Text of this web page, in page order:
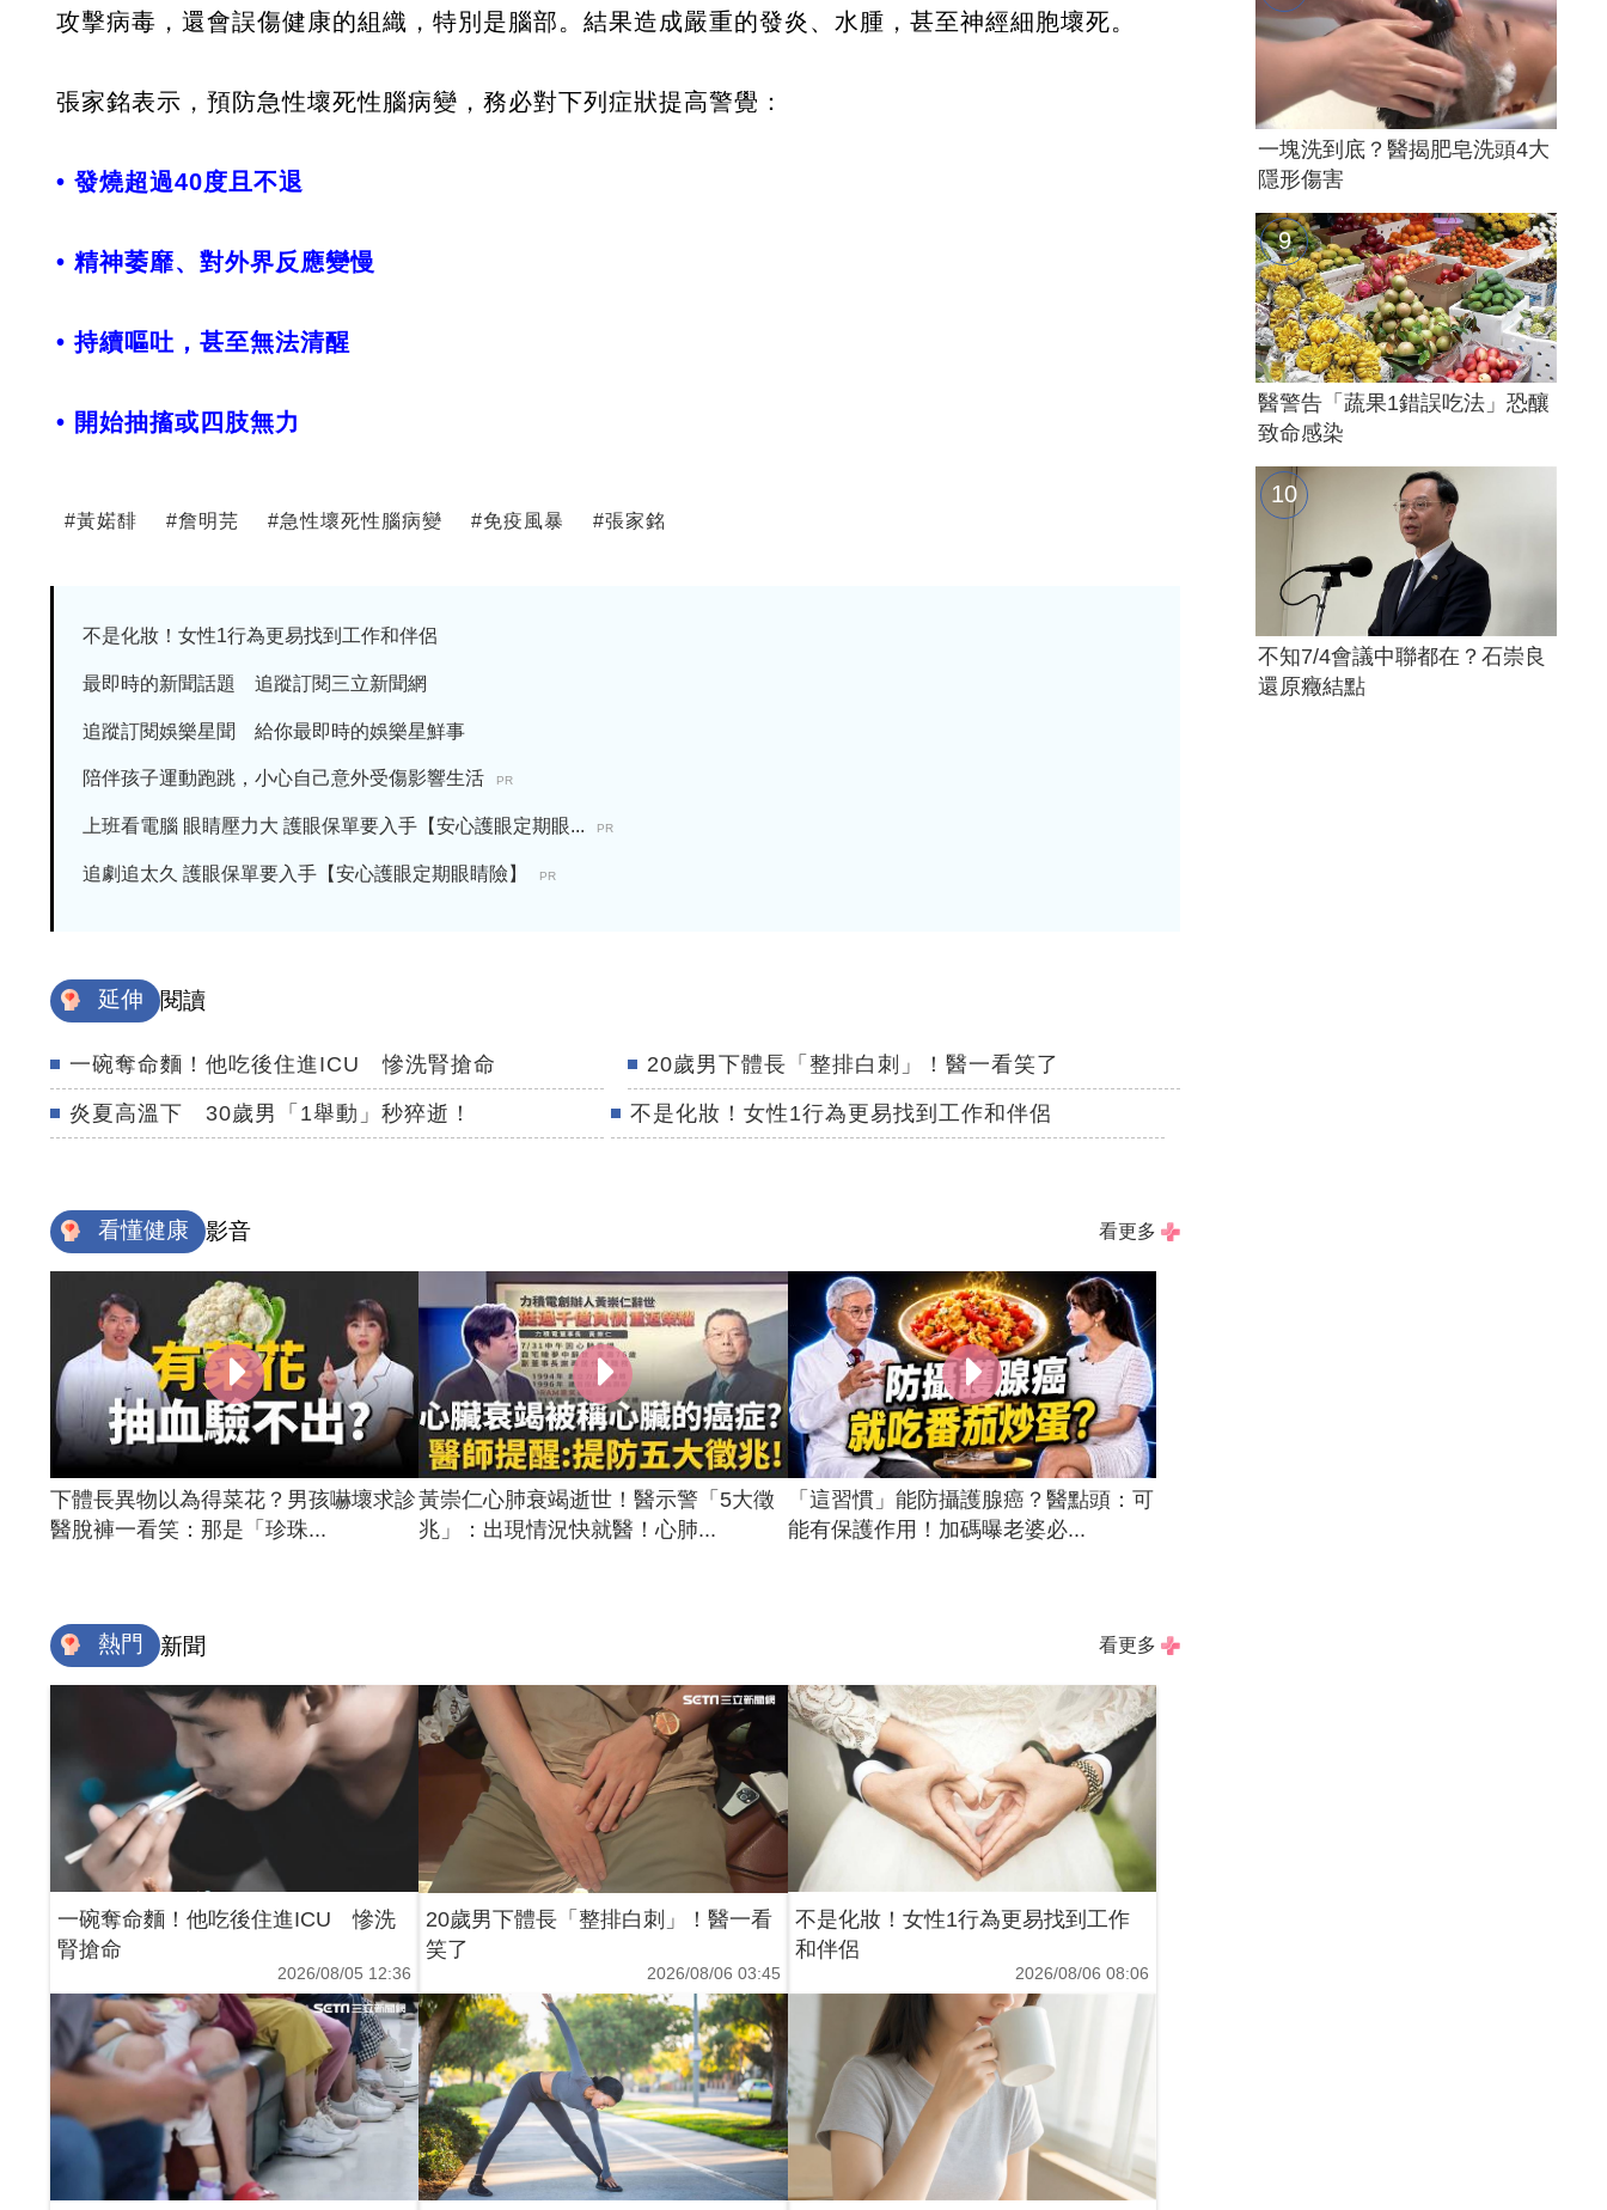
攻擊病毒，還會誤傷健康的組織，特別是腦部。結果造成嚴重的發炎、水腫，甚至神經細胞壞死。
張家銘表示，預防急性壞死性腦病變，務必對下列症狀提高警覺：
• 發燒超過40度且不退
• 精神萎靡、對外界反應變慢
• 持續嘔吐，甚至無法清醒
• 開始抽搐或四肢無力
#黃婼馡 #詹明芫 #急性壞死性腦病變 #免疫風暴 #張家銘
不是化妝！女性1行為更易找到工作和伴侶
最即時的新聞話題 追蹤訂閱三立新聞網
追蹤訂閱娛樂星聞 給你最即時的娛樂星鮮事
陪伴孩子運動跑跳，小心自己意外受傷影響生活 PR
上班看電腦 眼睛壓力大 護眼保單要入手【安心護眼定期眼... PR
追劇追太久 護眼保單要入手【安心護眼定期眼睛險】 PR
延伸 閱讀
一碗奪命麵！他吃後住進ICU 慘洗腎搶命 20歲男下體長「整排白刺」！醫一看笑了
炎夏高溫下 30歲男「1舉動」秒猝逝！ 不是化妝！女性1行為更易找到工作和伴侶
看懂健康 影音 看更多
下體長異物以為得菜花？男孩嚇壞求診
醫脫褲一看笑：那是「珍珠...
黃崇仁心肺衰竭逝世！醫示警「5大徵
兆」：出現情況快就醫！心肺...
「這習慣」能防攝護腺癌？醫點頭：可
能有保護作用！加碼曝老婆必...
熱門 新聞 看更多
一碗奪命麵！他吃後住進ICU 慘洗
腎搶命
2026/08/05 12:36
20歲男下體長「整排白刺」！醫一看
笑了
2026/08/06 03:45
不是化妝！女性1行為更易找到工作
和伴侶
2026/08/06 08:06
一塊洗到底？醫揭肥皂洗頭4大
隱形傷害
醫警告「蔬果1錯誤吃法」恐釀
致命感染
不知7/4會議中聯都在？石崇良
還原癥結點